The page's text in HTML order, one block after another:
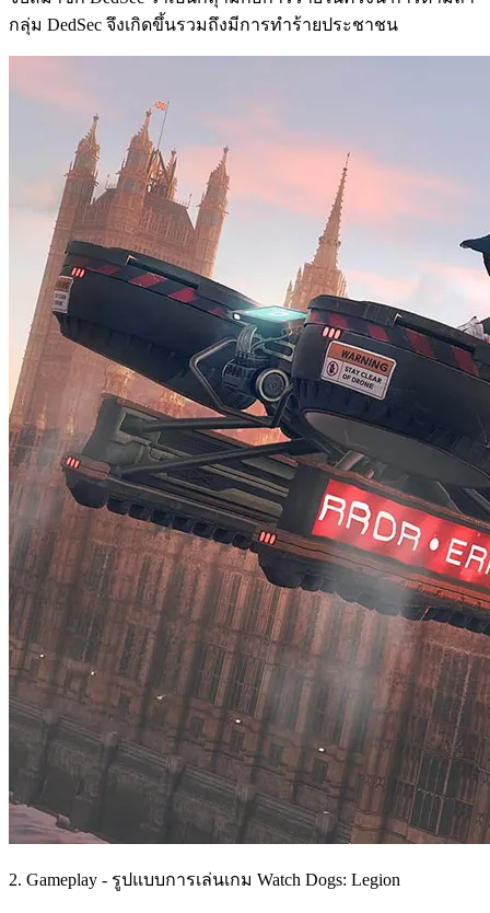
กลุ่ม DedSec จึงเกิดขึ้นรวมถึงมีการทำร้ายประชาชน
2. Gameplay - รูปแบบการเล่นเกม Watch Dogs: Legion